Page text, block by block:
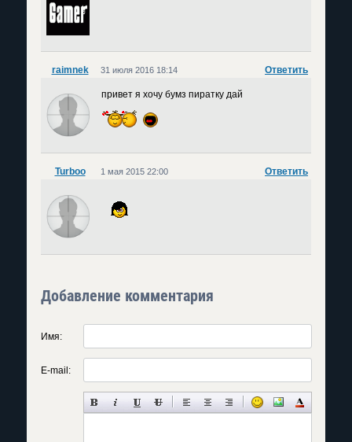
raimnek Ответить
31 июля 2016 18:14
привет я хочу бумз пиратку дай
Turboo Ответить
1 мая 2015 22:00
Добавление комментария
Имя:
E-mail: